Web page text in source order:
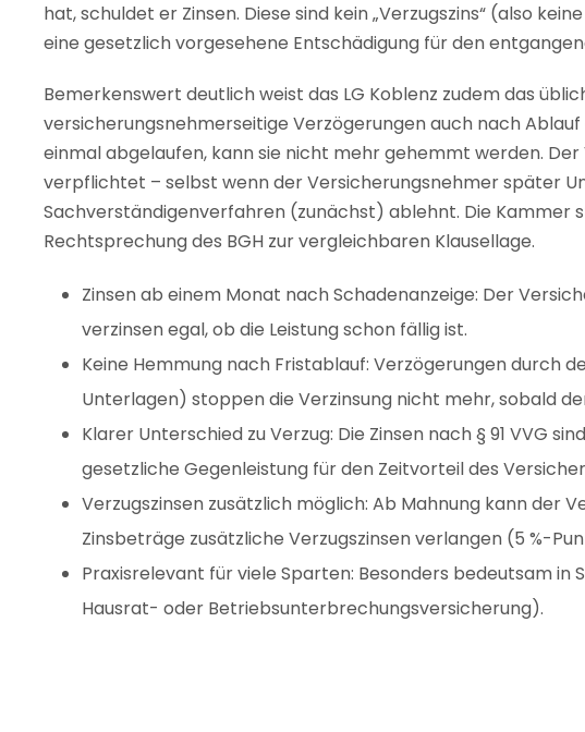
hat, schuldet er Zinsen. Diese sind kein „Verzugszins“ (also
eine gesetzlich vorgesehene Entschädigung für den
Bemerkenswert deutlich weist das LG Koblenz zudem das
versicherungsnehmerseitige Verzögerungen auch nach
einmal abgelaufen, kann sie nicht mehr gehemmt werden.
verpflichtet – selbst wenn der Versicherungsnehmer später
Sachverständigenverfahren (zunächst) ablehnt. Die Kammer
Rechtsprechung des BGH zur vergleichbaren Klausellage.
Zinsen ab einem Monat nach Schadenanzeige: Der
verzinsen egal, ob die Leistung schon fällig ist.
Keine Hemmung nach Fristablauf: Verzögerungen durch
Unterlagen) stoppen die Verzinsung nicht mehr, sobald
Klarer Unterschied zu Verzug: Die Zinsen nach § 91 VVG
gesetzliche Gegenleistung für den Zeitvorteil des
Verzugszinsen zusätzlich möglich: Ab Mahnung kann der
Zinsbeträge zusätzliche Verzugszinsen verlangen (5 %-
Praxisrelevant für viele Sparten: Besonders bedeutsam in
Hausrat- oder Betriebsunterbrechungsversicherung).